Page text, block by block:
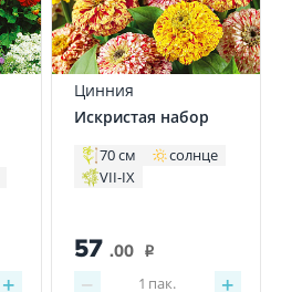
+
Цинния
Искристая набор
70 см
солнце
VII-IX
57 .00 i
− +
1 пак.